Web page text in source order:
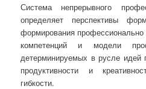
Система непрерывного
определяет перспективы
формирования профессионально
компетенций и модели
детерминируемых в русле идей
продуктивности и
гибкости.